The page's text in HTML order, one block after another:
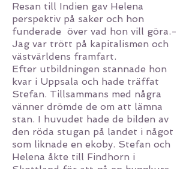
Resan till Indien gav Helena
perspektiv på saker och hon
funderade över vad hon vill göra.-
Jag var trött på kapitalismen och
västvärldens framfart.
Efter utbildningen stannade hon
kvar i Uppsala och hade träffat
Stefan. Tillsammans med några
vänner drömde de om att lämna
stan. I huvudet hade de bilden av
den röda stugan på landet i något
som liknade en ekoby. Stefan och
Helena åkte till Findhorn i